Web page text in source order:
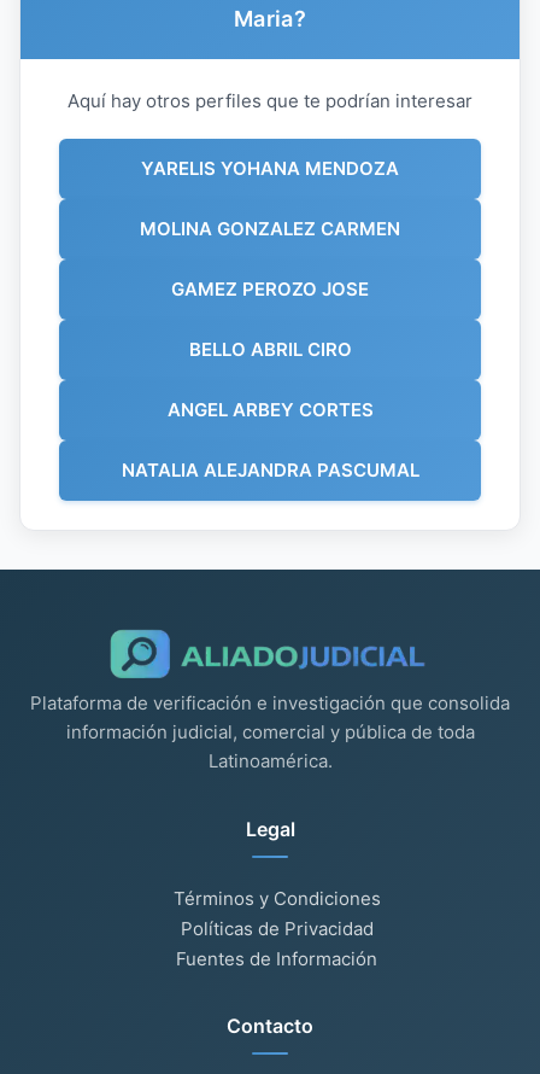
Maria?
Aquí hay otros perfiles que te podrían interesar
YARELIS YOHANA MENDOZA
MOLINA GONZALEZ CARMEN
GAMEZ PEROZO JOSE
BELLO ABRIL CIRO
ANGEL ARBEY CORTES
NATALIA ALEJANDRA PASCUMAL
Plataforma de verificación e investigación que consolida
información judicial, comercial y pública de toda
Latinoamérica.
Legal
Términos y Condiciones
Políticas de Privacidad
Fuentes de Información
Contacto